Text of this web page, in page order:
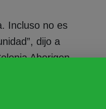
Incluso no es
dijo a
Aborigen.
otros
una